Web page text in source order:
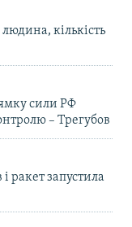
кількість
сили РФ
– Трегубов
ракет запустила